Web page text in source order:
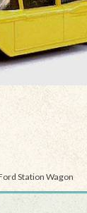
Station Wagon